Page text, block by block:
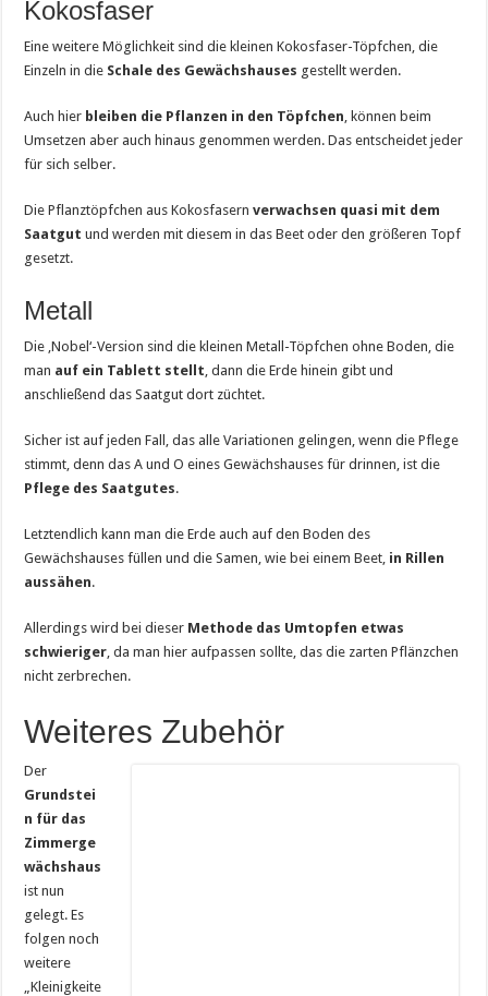
Kokosfaser
Eine weitere Möglichkeit sind die kleinen Kokosfaser-Töpfchen, die
Einzeln in die Schale des Gewächshauses gestellt werden.
Auch hier bleiben die Pflanzen in den Töpfchen , können beim
Umsetzen aber auch hinaus genommen werden. Das entscheidet jeder
für sich selber.
Die Pflanztöpfchen aus Kokosfasernverwachsen quasi mit dem
Saatgut und werden mit diesem in das Beet oder den größeren Topf
gesetzt.
Metall
Die ‚Nobel‘-Version sind die kleinen Metall-Töpfchen ohne Boden, die
man auf ein Tablett stellt , dann die Erde hinein gibt und
anschließend das Saatgut dort züchtet.
Sicher ist auf jeden Fall, das alle Variationen gelingen, wenn die Pflege
stimmt, denn das A und O eines Gewächshauses für drinnen, ist die
Pflege des Saatgutes.
Letztendlich kann man die Erde auch auf den Boden des
Gewächshauses füllen und die Samen, wie bei einem Beet, in Rillen
aussähen.
Allerdings wird bei dieser Methode das Umtopfen etwas
schwieriger , da man hier aufpassen sollte, das die zarten Pflänzchen
nicht zerbrechen.
Weiteres Zubehör
Der
Grundstei
n für das
Zimmerge
wächshaus
ist nun
gelegt. Es
folgen noch
weitere
„Kleinigkeite